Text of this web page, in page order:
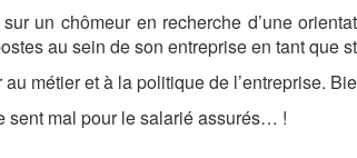
un chômeur en recherche d’une
au sein de son entreprise en tant que
métier et à la politique de l’entreprise.
sent mal pour le salarié assurés… !